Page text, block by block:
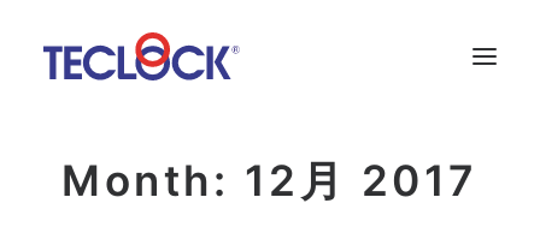
会社案内
Month: 12月 2017